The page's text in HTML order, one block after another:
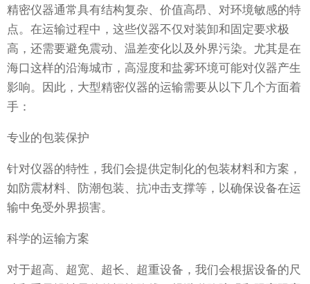
精密仪器通常具有结构复杂、价值高昂、对环境敏感的特
点。在运输过程中，这些仪器不仅对装卸和固定要求极
高，还需要避免震动、温差变化以及外界污染。尤其是在
海口这样的沿海城市，高湿度和盐雾环境可能对仪器产生
影响。因此，大型精密仪器的运输需要从以下几个方面着
手：
专业的包装保护
针对仪器的特性，我们会提供定制化的包装材料和方案，
如防震材料、防潮包装、抗冲击支撑等，以确保设备在运
输中免受外界损害。
科学的运输方案
对于超高、超宽、超长、超重设备，我们会根据设备的尺